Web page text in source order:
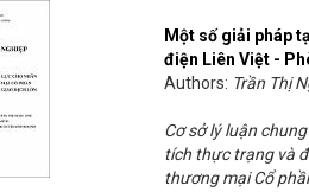
Một số giải pháp
điện Liên Việt -
Authors: Trần Thị
Cơ sở lý luận
tích thực trạng và
thương mại Cổ